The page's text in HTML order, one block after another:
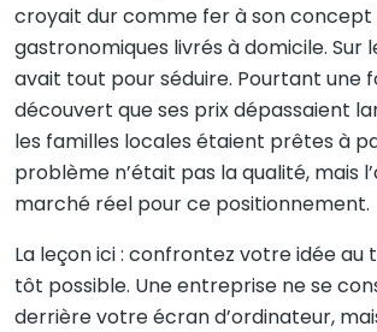
croyait dur comme fer à son concept
gastronomiques livrés à domicile. Sur
avait tout pour séduire. Pourtant une
découvert que ses prix dépassaient
les familles locales étaient prêtes à
problème n’était pas la qualité, mais
marché réel pour ce positionnement.
La leçon ici : confrontez votre idée au
tôt possible. Une entreprise ne se
derrière votre écran d’ordinateur,